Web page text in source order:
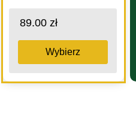
89.00 zł
Wybierz